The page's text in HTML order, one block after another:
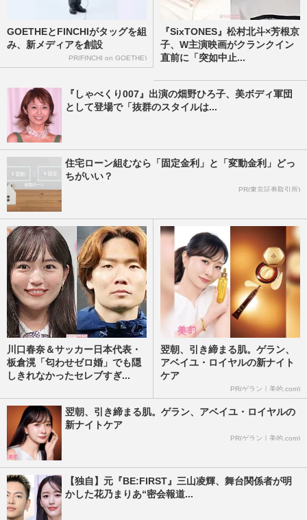
GOETHEとFINCHIがタッグを組
み、新メディアを創設
PR(FINCHI on GOETHE)
『SixTONES』松村北斗×芳根京
子、W主演映画がクランクイン
直前に「突如中止...
『しゃべくり007』出演の畑野ひろ子、美ボディ軍団
として登場で「抜群のスタイルは...
住宅ローン組むなら「固定金利」と「変動金利」どっ
ちがいい？
PR(東京証券取引所)
川口春奈＆サッカー日本代表・
板倉滉「匂わせゼロ婚」でも隠
しきれなかったセレブすぎ...
翌朝、引き締まる肌。ゲラン、
アベイユ・ロイヤルの新ナイト
ケア
PR(ゲラン｜美的.com)
翌朝、引き締まる肌。ゲラン、アベイユ・ロイヤルの
新ナイトケア
PR(ゲラン｜美的.com)
【独自】元『BE:FIRST』三山凌輝、舞台関係者が明
かした花乃まりあ“密会報道...